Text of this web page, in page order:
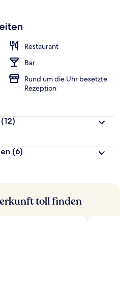
Restaurant
Bar
Rund um die Uhr besetzte
Rezeption
(12)
(6)
toll finden